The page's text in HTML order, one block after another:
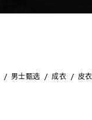
男士甄选 成衣 皮衣